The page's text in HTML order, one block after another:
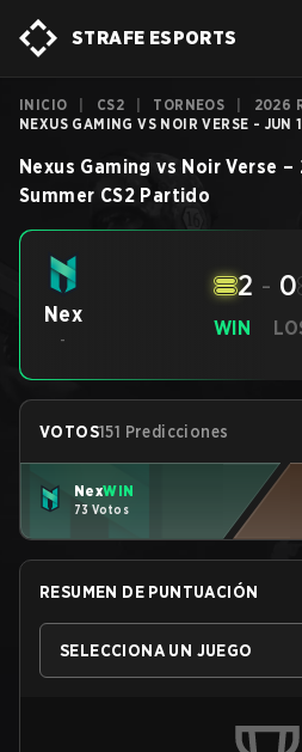
STRAFE ESPORTS
INICIO CS2 TORNEOS 2026
NEXUS GAMING VS NOIR VERSE - JUN
Nexus Gaming vs Noir Verse –
Summer CS2 Partido
Nex
-
WIN
2 - 0
VOTOS151 Predicciones
NexWIN
73 Votos
RESUMEN DE PUNTUACIÓN
SELECCIONA UN JUEGO